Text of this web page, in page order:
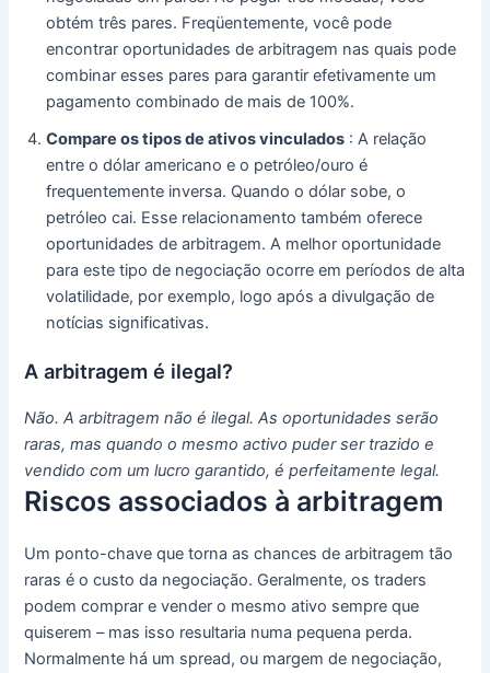
obtém três pares. Freqüentemente, você pode
encontrar oportunidades de arbitragem nas quais pode
combinar esses pares para garantir efetivamente um
pagamento combinado de mais de 100%.
Compare os tipos de ativos vinculados : A relação
entre o dólar americano e o petróleo/ouro é
frequentemente inversa. Quando o dólar sobe, o
petróleo cai. Esse relacionamento também oferece
oportunidades de arbitragem.A melhor oportunidade
para este tipo de negociação ocorre em períodos de alta
volatilidade, por exemplo, logo após a divulgação de
notícias significativas.
A arbitragem é ilegal?
Não. A arbitragem não é ilegal.As oportunidades serão
raras, mas quando o mesmo activo puder ser trazido e
vendido com um lucro garantido, é perfeitamente legal.
Riscos associados à arbitragem
Um ponto-chave que torna as chances de arbitragem tão
raras é o custo da negociação. Geralmente, os traders
podem comprar e vender o mesmo ativo sempre que
quiserem – mas isso resultaria numa pequena perda.
Normalmente há um spread, ou margem de negociação,